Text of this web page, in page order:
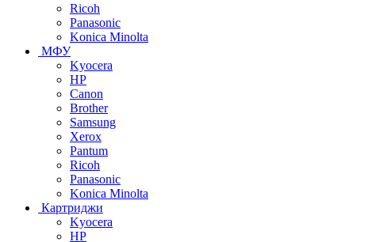
Ricoh
Panasonic
Konica Minolta
МФУ
Kyocera
HP
Canon
Brother
Samsung
Xerox
Pantum
Ricoh
Panasonic
Konica Minolta
Картриджи
Kyocera
HP